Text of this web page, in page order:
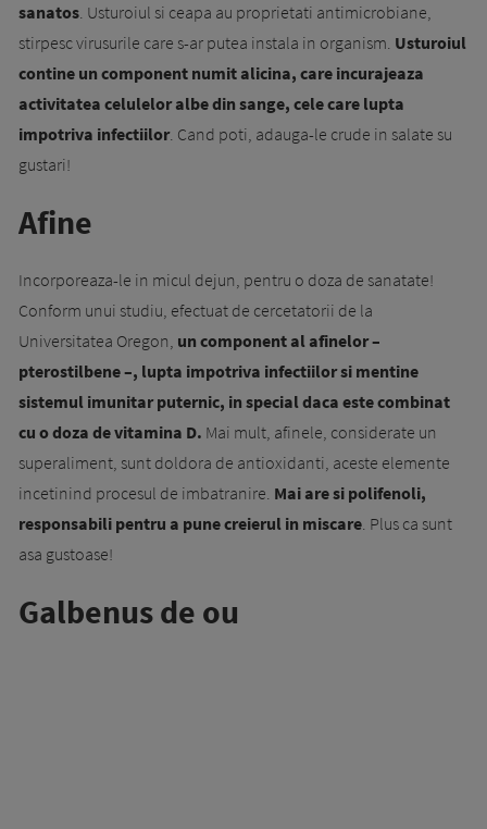
sanatos. Usturoiul si ceapa au proprietati antimicrobiane,
stirpesc virusurile care s-ar putea instala in organism. Usturoiul
contine un component numit alicina, care incurajeaza
activitatea celulelor albe din sange, cele care lupta
impotriva infectiilor. Cand poti, adauga-le crude in salate su
gustari!
Afine
Incorporeaza-le in micul dejun, pentru o doza de sanatate!
Conform unui studiu, efectuat de cercetatorii de la
Universitatea Oregon, un component al afinelor –
pterostilbene –, lupta impotriva infectiilor si mentine
sistemul imunitar puternic, in special daca este combinat
cu o doza de vitamina D. Mai mult, afinele, considerate un
superaliment, sunt doldora de antioxidanti, aceste elemente
incetinind procesul de imbatranire. Mai are si polifenoli,
responsabili pentru a pune creierul in miscare. Plus ca sunt
asa gustoase!
Galbenus de ou